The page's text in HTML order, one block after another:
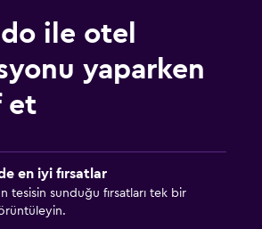
ile otel
yaparken
et
en iyi fırsatlar
tesisin sunduğu fırsatları tek bir